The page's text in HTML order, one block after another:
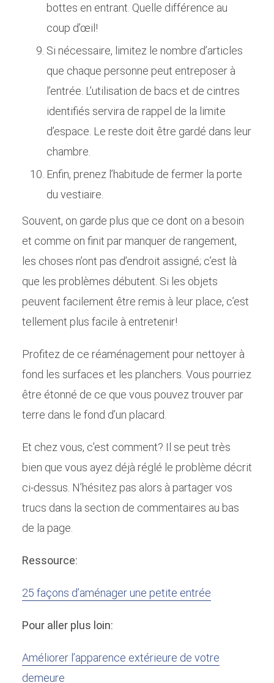
bottes en entrant. Quelle différence au
coup d’œil!
Si nécessaire, limitez le nombre d’articles
que chaque personne peut entreposer à
l’entrée. L’utilisation de bacs et de cintres
identifiés servira de rappel de la limite
d’espace. Le reste doit être gardé dans leur
chambre.
Enfin, prenez l’habitude de fermer la porte
du vestiaire.
Souvent, on garde plus que ce dont on a besoin
et comme on finit par manquer de rangement,
les choses n’ont pas d’endroit assigné; c’est là
que les problèmes débutent. Si les objets
peuvent facilement être remis à leur place, c’est
tellement plus facile à entretenir!
Profitez de ce réaménagement pour nettoyer à
fond les surfaces et les planchers. Vous pourriez
être étonné de ce que vous pouvez trouver par
terre dans le fond d’un placard.
Et chez vous, c’est comment? Il se peut très
bien que vous ayez déjà réglé le problème décrit
ci-dessus. N’hésitez pas alors à partager vos
trucs dans la section de commentaires au bas
de la page.
Ressource:
25 façons d’aménager une petite entrée
Pour aller plus loin:
Améliorer l’apparence extérieure de votre
demeure